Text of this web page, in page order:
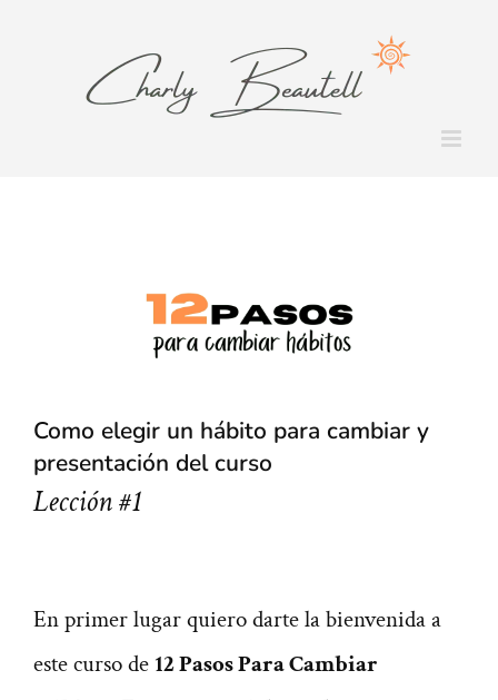
contenido
Como elegir un hábito para cambiar y
presentación del curso
Lección #1
En primer lugar quiero darte la bienvenida a
este curso de 12 Pasos Para Cambiar